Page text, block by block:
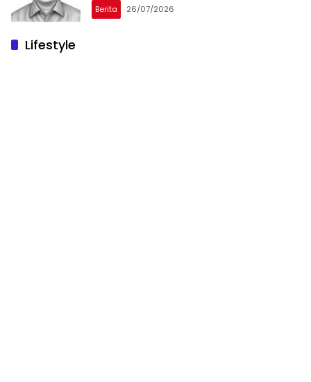
Berita 26/07/2026
Lifestyle